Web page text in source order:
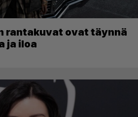
rantakuvat ovat täynnä
ja iloa